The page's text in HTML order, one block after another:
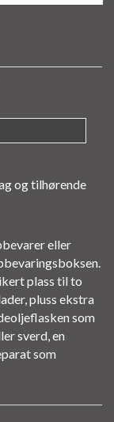
og tilhørende
eller
plass til to
pluss ekstra
som
sverd, en
som